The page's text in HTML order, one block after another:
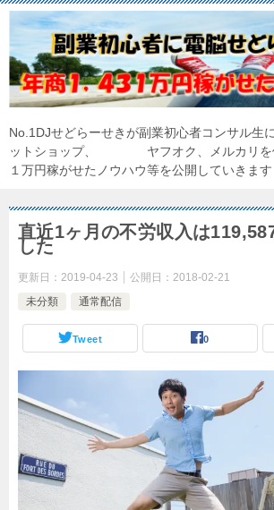
No.1DJせどらーせきが副業初心者コンサル生
ットショップ、 ヤフオク、メルカリを
１万円稼がせたノウハウ等を公開していきます
直近1ヶ月の不労収入は
した
更新日： 2019-04-23 公開日： 2018-02-21
未分類
通常配信
Tweet 0